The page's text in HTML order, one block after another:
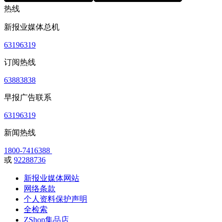
热线
新报业媒体总机
63196319
订阅热线
63883838
早报广告联系
63196319
新闻热线
1800-7416388
或 92288736
新报业媒体网站
网络条款
个人资料保护声明
全检索
ZShop集品店